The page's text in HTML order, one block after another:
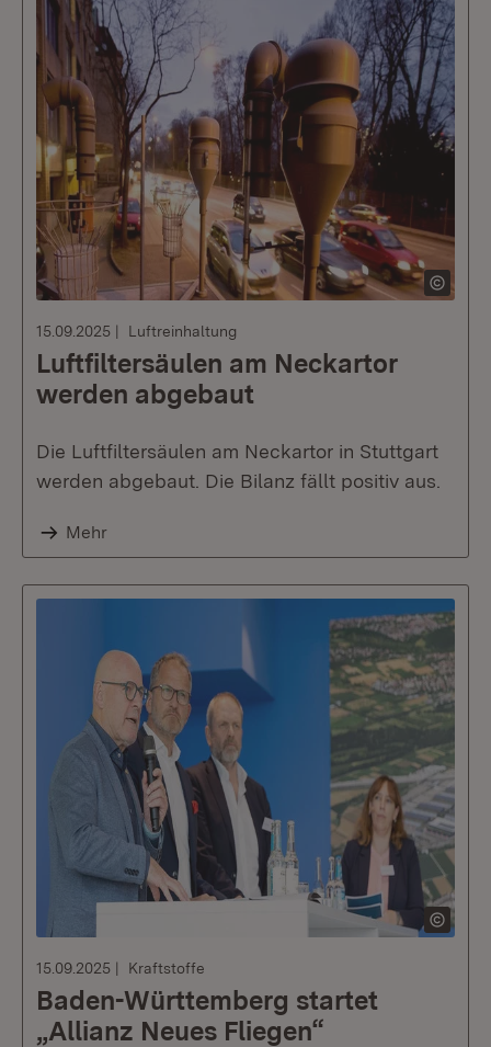
15.09.2025 Luftreinhaltung
Luftfiltersäulen am Neckartor
werden abgebaut
Die Luftfiltersäulen am Neckartor in Stuttgart
werden abgebaut. Die Bilanz fällt positiv aus.
Mehr
15.09.2025 Kraftstoffe
Baden-Württemberg startet
„Allianz Neues Fliegen“